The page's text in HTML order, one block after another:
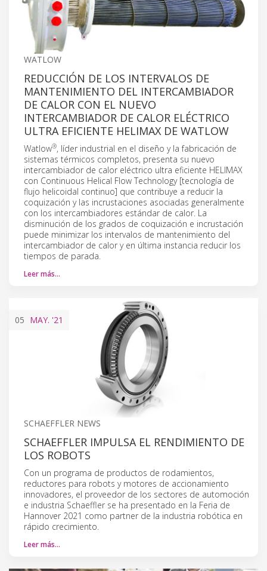
WATLOW
REDUCCIÓN DE LOS INTERVALOS DE
MANTENIMIENTO DEL INTERCAMBIADOR
DE CALOR CON EL NUEVO
INTERCAMBIADOR DE CALOR ELÉCTRICO
ULTRA EFICIENTE HELIMAX DE WATLOW
Watlow®, líder industrial en el diseño y la fabricación de
sistemas térmicos completos, presenta su nuevo
intercambiador de calor eléctrico ultra eficiente HELIMAX
con Continuous Helical Flow Technology [tecnología de
flujo helicoidal continuo] que contribuye a reducir la
coquización y las incrustaciones asociadas generalmente
con los intercambiadores estándar de calor. La
disminución de los grados de coquización e incrustación
puede minimizar los intervalos de mantenimiento del
intercambiador de calor y en última instancia reducir los
tiempos de parada.
Leer más…
05 MAY. '21
SCHAEFFLER NEWS
SCHAEFFLER IMPULSA EL RENDIMIENTO DE
LOS ROBOTS
Con un programa de productos de rodamientos,
reductores para robots y motores de accionamiento
innovadores, el proveedor de los sectores de automoción
e industria Schaeffler se ha presentado en la Feria de
Hannover 2021 como partner de la industria robótica en
rápido crecimiento.
Leer más…